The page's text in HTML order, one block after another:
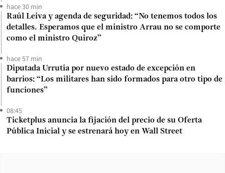
hace 30 min
Raúl Leiva y agenda de seguridad: “No tenemos todos los
detalles. Esperamos que el ministro Arrau no se comporte
como el ministro Quiroz”
hace 57 min
Diputada Urrutia por nuevo estado de excepción en
barrios: “Los militares han sido formados para otro tipo de
funciones”
08:45
Ticketplus anuncia la fijación del precio de su Oferta
Pública Inicial y se estrenará hoy en Wall Street